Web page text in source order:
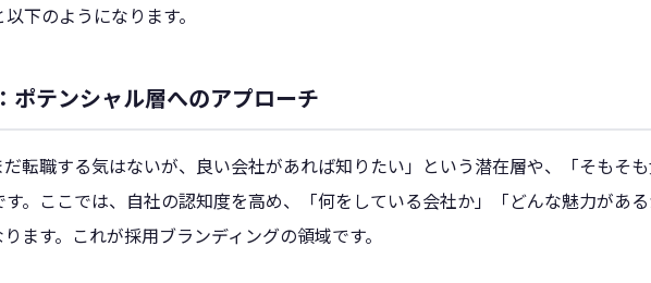
下のようになります。
ポテンシャル層へのアプローチ
転職する気はないが、良い会社があれば知りたい」という潜在層や、「そもそ
。ここでは、自社の認知度を高め、「何をしている会社か」「どんな魅力があ
ます。これが採用ブランディングの領域です。